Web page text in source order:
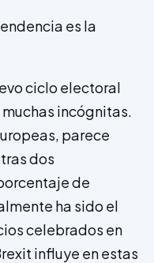
es la
ciclo electoral
muchas incógnitas.
parece
dos
de
ha sido el
celebrados en
influye en estas